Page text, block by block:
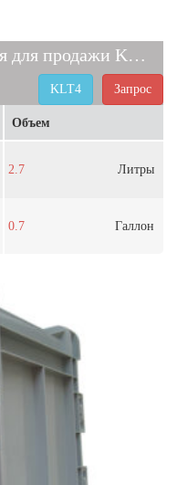
ящики для штабелирования для продажи KLT4
Запрос
KLT4
Объем
2.7 Литры
0.7 Галлон